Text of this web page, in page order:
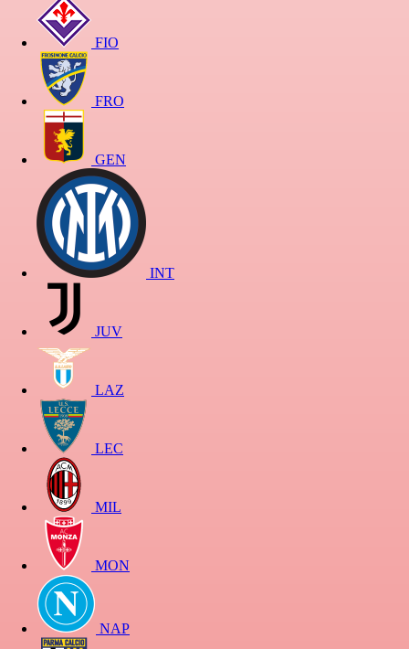
FIO
FRO
GEN
INT
JUV
LAZ
LEC
MIL
MON
NAP